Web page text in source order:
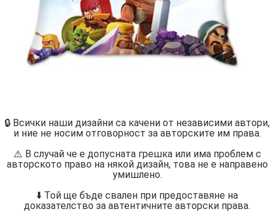
🔒 Всички наши дизайни са качени от независими автори,
и ние не носим отговорност за авторските им права.
⚠️ В случай че е допусната грешка или има проблем с
авторското право на някой дизайн, това не е направено
умишлено.
⬇️ Той ще бъде свален при предоставяне на
доказателство за автентичните авторски права.